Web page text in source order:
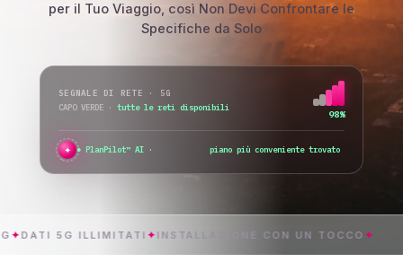
per il Tuo Viaggio, così Non Devi Confrontare le
Specifiche da Solo
SEGNALE DI RETE · 5G
CAPO VERDE · tutte le reti disponibili
98%
✦ PlanPilot™ AI · verifico l
5G ILLIMITATI✦ INSTALLAZIONE CON UN TOCCO✦